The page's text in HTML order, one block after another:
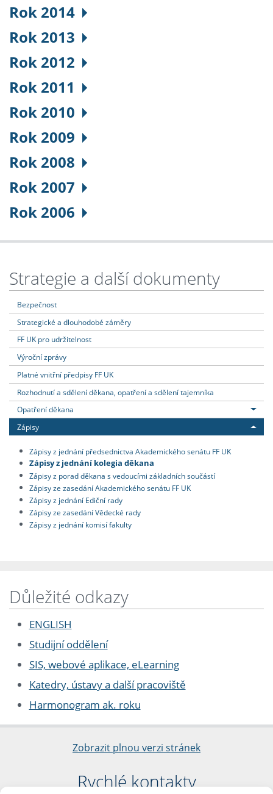
Rok 2014
Rok 2013
Rok 2012
Rok 2011
Rok 2010
Rok 2009
Rok 2008
Rok 2007
Rok 2006
Strategie a další dokumenty
Bezpečnost
Strategické a dlouhodobé záměry
FF UK pro udržitelnost
Výroční zprávy
Platné vnitřní předpisy FF UK
Rozhodnutí a sdělení děkana, opatření a sdělení tajemníka
Opatření děkana
Zápisy
Zápisy z jednání předsednictva Akademického senátu FF UK
Zápisy z jednání kolegia děkana
Zápisy z porad děkana s vedoucími základních součástí
Zápisy ze zasedání Akademického senátu FF UK
Zápisy z jednání Ediční rady
Zápisy ze zasedání Vědecké rady
Zápisy z jednání komisí fakulty
Důležité odkazy
ENGLISH
Studijní oddělení
SIS, webové aplikace, eLearning
Katedry, ústavy a další pracoviště
Harmonogram ak. roku
Zobrazit plnou verzi stránek
Rychlé kontakty